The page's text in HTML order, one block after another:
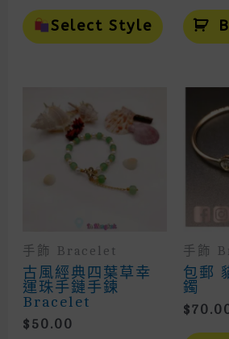
Select Style
This
Product
Has
Chosen
手飾 Bracelet
古風經典四葉草幸
運珠手鏈手鍊
Bracelet
$ 50.00
手飾
包郵
鐲
$